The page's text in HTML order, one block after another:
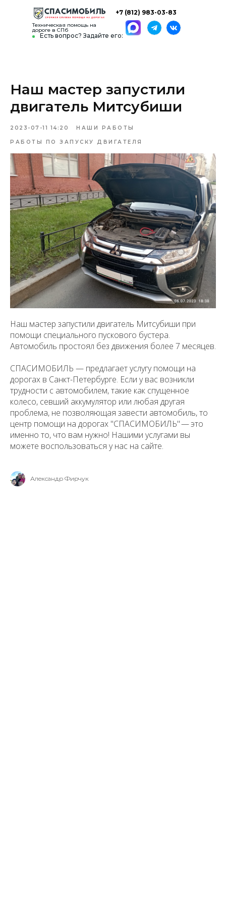
Есть вопрос? Задайте его:
+7 (812) 983-03-83
Техническая помощь на
дороге в СПб
Наш мастер запустили
двигатель Митсубиши
2023-07-11 14:20 НАШИ РАБОТЫ
РАБОТЫ ПО ЗАПУСКУ ДВИГАТЕЛЯ
Наш мастер запустили двигатель Митсубиши при
помощи специального пускового бустера.
Автомобиль простоял без движения более 7 месяцев.
СПАСИМОБИЛЬ — предлагает услугу помощи на
дорогах в Санкт-Петербурге. Если у вас возникли
трудности с автомобилем, такие как спущенное
колесо, севший аккумулятор или любая другая
проблема, не позволяющая завести автомобиль, то
центр помощи на дорогах "СПАСИМОБИЛЬ" — это
именно то, что вам нужно! Нашими услугами вы
можете воспользоваться у нас на сайте.
Александр Фирчук